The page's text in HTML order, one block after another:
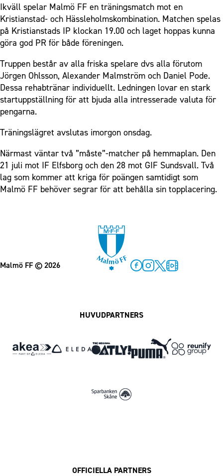
Malmö Trophy
Sommarfest
Julshow
Inspiration
Nattfotboll
Himmelsblå Tillsammans
Karriärakademin
Grundskolefotboll mot rasismer
Skolakademier
Fonder
Historik – herrlaget
Historik – damlaget
Närstående organisationer
Policydokument
Personuppgiftspolicy
Ikväll spelar Malmö FF en träningsmatch mot en
Kristianstad- och Hässleholmskombination. Matchen spelas
på Kristianstads IP klockan 19.00 och laget hoppas kunna
göra god PR för både föreningen.
Truppen består av alla friska spelare dvs alla förutom
Jörgen Ohlsson, Alexander Malmström och Daniel Pode.
Dessa rehabtränar individuellt. Ledningen lovar en stark
startuppställning för att bjuda alla intresserade valuta för
pengarna.
Träningslägret avslutas imorgon onsdag.
Närmast väntar två ”måste”-matcher på hemmaplan. Den
21 juli mot IF Elfsborg och den 28 mot GIF Sundsvall. Två
lag som kommer att kriga för poängen samtidigt som
Malmö FF behöver segrar för att behålla sin topplacering.
Malmö FF© 2026
HUVUDPARTNERS
OFFICIELLA PARTNERS